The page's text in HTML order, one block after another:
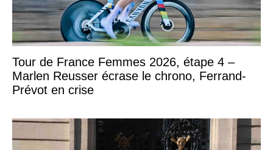
Tour de France Femmes 2026, étape 4 –
Marlen Reusser écrase le chrono, Ferrand-
Prévot en crise